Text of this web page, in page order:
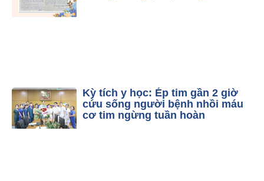
Kỳ tích y học: Ép tim gần 2 giờ
cứu sống người bệnh nhồi máu
cơ tim ngừng tuần hoàn